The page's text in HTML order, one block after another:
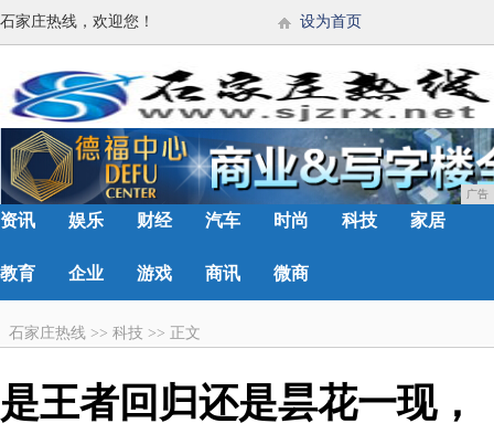
石家庄热线，欢迎您！ 设为首页
广告
资讯 娱乐 财经 汽车 时尚 科技 家居
教育 企业 游戏 商讯 微商
石家庄热线 >> 科技 >> 正文
是王者回归还是昙花一现，